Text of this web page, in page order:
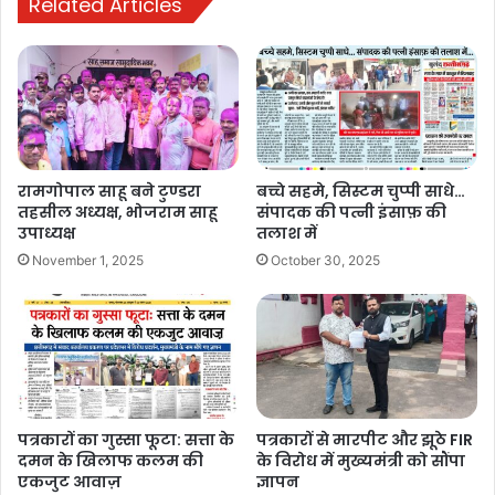
cg sushasan tihar 2025
cg sushasan tihar 2025 online apply
sushasan tihar sushasan tihar 2025
sushasan tihar 2025 cg
sushasan tihar 2025 cg form kaise bhare
online
rashan card
sushasan tihar bemetara 2025
sushasan tihar cg
sushasan tihar chhattisgarh 2025
sushasan tihar ka form kaise bharen
रामगोपाल साहू बने टुण्डरा
तहसील अध्यक्ष, भोजराम साहू
उपाध्यक्ष
November 1, 2025
बच्चे सहमे, सिस्टम चुप्पी साधे…
संपादक की पत्नी इंसाफ़ की
तलाश में
October 30, 2025
पत्रकारों का गुस्सा फूटा: सत्ता के
दमन के खिलाफ कलम की
एकजुट आवाज़
पत्रकारों से मारपीट और झूठे FIR
के विरोध में मुख्यमंत्री को सौंपा
ज्ञापन